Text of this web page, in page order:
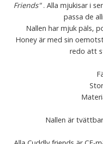
Friends" . Alla mjukisar i
passa de
Nallen har mjuk päls,
Honey är med sin
redo att
Nallen är